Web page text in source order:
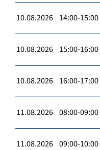
10.08.2026 14:00-15:00
10.08.2026 15:00-16:00
10.08.2026 16:00-17:00
11.08.2026 08:00-09:00
11.08.2026 09:00-10:00